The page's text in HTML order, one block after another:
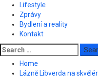
Lifestyle
Zprávy
Bydlení a reality
Kontakt
Search
for:
Home
Lázně Libverda na